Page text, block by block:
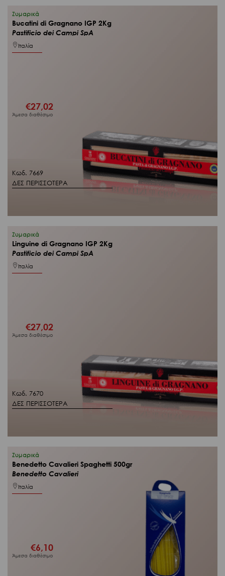
Κωδ. 7669
ΔΕΣ ΠΕΡΙΣΣΟΤΕΡΑ
Ζυμαρικά
Bucatini di Gragnano IGP 2Kg
Pastificio dei Campi SpA
Ιταλία
€27,02
Άμεσα διαθέσιμο
Κωδ. 7670
ΔΕΣ ΠΕΡΙΣΣΟΤΕΡΑ
Ζυμαρικά
Linguine di Gragnano IGP 2Kg
Pastificio dei Campi SpA
Ιταλία
€27,02
Άμεσα διαθέσιμο
Ζυμαρικά
Benedetto Cavalieri Spaghetti 500gr
Benedetto Cavalieri
Ιταλία
€6,10
Άμεσα διαθέσιμο